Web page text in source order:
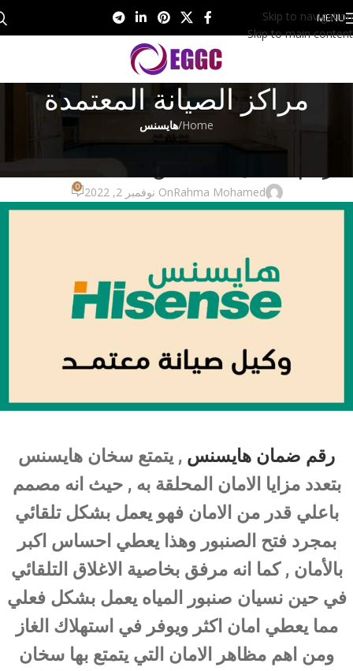
Skip to navigation
Skip to main content
MENU
مراكز الصيانة المعتمدة
Home
/هايسنس
هايسنس
Rahma MohamedOn نوفمبر 2, 2022 0
رقم ضمان هايسنس , يتمتع سخان هايسنس
بتعدد مزايا الامان المحلقة به , حيث انه مصمم
باعلي قدر من الامان فهو يعمل بشكل تلقائي
بمجرد فتح الصنبور وهذا يعطي احساس اكبر
بالأمان , كما انه مرفق بخاصية الاغلاق التلقائي
في حين نسيان صنبور المياه يعمل بشكل فعلي
مما يعطي امان اكثر ويوفر في استهلاك الغاز
ومن اهم مظاهر الامان التي يتمتع بها سخان